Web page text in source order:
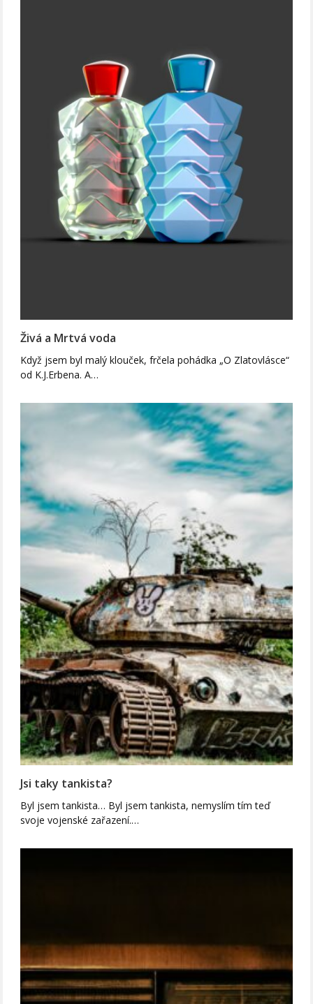
Živá a Mrtvá voda
Když jsem byl malý klouček, frčela pohádka „O Zlatovlásce“
od K.J.Erbena. A…
Jsi taky tankista?
Byl jsem tankista… Byl jsem tankista, nemyslím tím teď
svoje vojenské zařazení.…